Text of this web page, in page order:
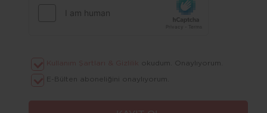
okudum. Onaylıyorum.
E-Bülten aboneliğini onaylıyorum.